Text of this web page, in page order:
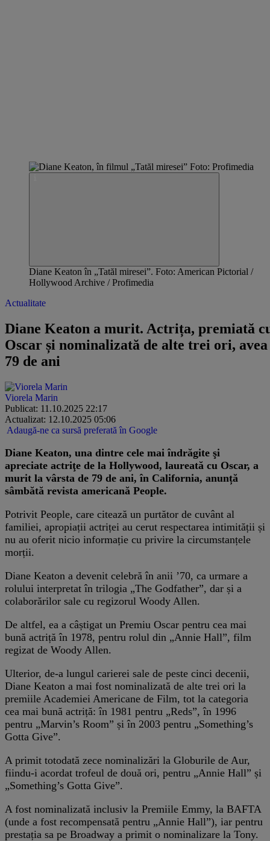
Diane Keaton în „Tatăl miresei”. Foto: American Pictorial /
Hollywood Archive / Profimedia
Actualitate
Diane Keaton a murit. Actrița, premiată
Oscar și nominalizată de alte trei ori, avea
79 de ani
Viorela Marin
Publicat: 11.10.2025 22:17
Actualizat: 12.10.2025 05:06
Adaugă-ne ca sursă preferată în Google
Diane Keaton, una dintre cele mai îndrăgite şi
apreciate actriţe de la Hollywood, laureată cu Oscar, a
murit la vârsta de 79 de ani, în California, anunță
sâmbătă revista americană People.
Potrivit People, care citează un purtător de cuvânt al
familiei, apropiații actriței au cerut respectarea intimității și
nu au oferit nicio informație cu privire la circumstanțele
morții.
Diane Keaton a devenit celebră în anii ’70, ca urmare a
rolului interpretat în trilogia „The Godfather”, dar și a
colaborărilor sale cu regizorul Woody Allen.
De altfel, ea a câștigat un Premiu Oscar pentru cea mai
bună actriță în 1978, pentru rolul din „Annie Hall”, film
regizat de Woody Allen.
Ulterior, de-a lungul carierei sale de peste cinci decenii,
Diane Keaton a mai fost nominalizată de alte trei ori la
premiile Academiei Americane de Film, tot la categoria
cea mai bună actriță: în 1981 pentru „Reds”, în 1996
pentru „Marvin’s Room” și în 2003 pentru „Something’s
Gotta Give”.
A primit totodată zece nominalizări la Globurile de Aur,
fiindu-i acordat trofeul de două ori, pentru „Annie Hall” și
„Something’s Gotta Give”.
A fost nominalizată inclusiv la Premiile Emmy, la BAFTA
(unde a fost recompensată pentru „Annie Hall”), iar pentru
prestația sa pe Broadway a primit o nominalizare la Tony.